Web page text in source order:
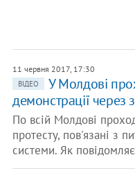
11 червня 2017, 17:30
ВІДЕО
У Молдові
демонстрації через
По всій Молдові
протесту, пов'язані з
системи. Як